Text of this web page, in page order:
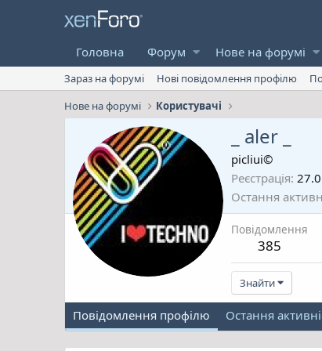
Головна Форум Нове на форумі
Зараз на форумі Нові повідомлення профілю
Нове на форумі
Користувачі
_ aler _
picliui©
Реєстрація
Остання
Повідомлення
385
Знайти
Повідомлення профілю Остання